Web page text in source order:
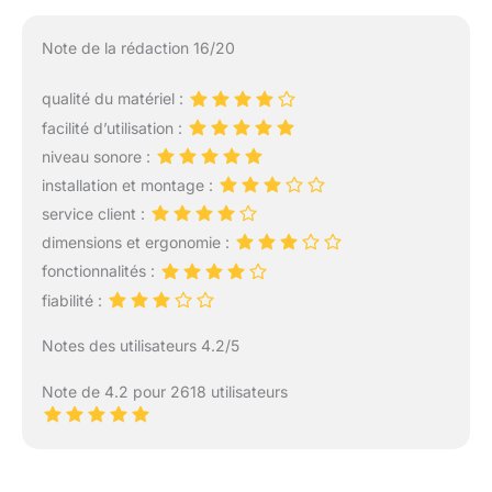
Note de la rédaction 16/20
qualité du matériel :
facilité d’utilisation :
niveau sonore :
installation et montage :
service client :
dimensions et ergonomie :
fonctionnalités :
fiabilité :
Notes des utilisateurs 4.2/5
Note de 4.2 pour 2618 utilisateurs